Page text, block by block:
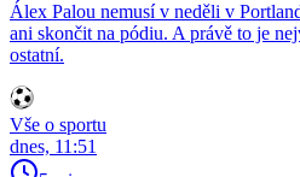
Álex Palou nemusí v neděli v
ani skončit na pódiu. A právě to je
ostatní.
Vše o sportu
dnes, 11:51